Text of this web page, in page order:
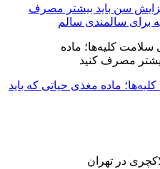
سن باید بیشتر مصرف
برای سالمندی سالم
ماده مغذی حیاتی که باید